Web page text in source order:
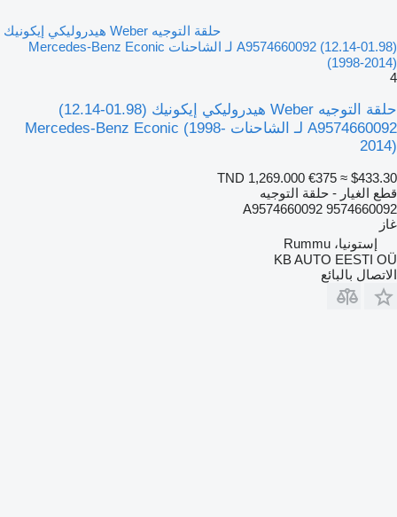
حلقة التوجيه Weber هيدروليكي إيكونيك
(01.98-12.14) A9574660092 لـ الشاحنات Mercedes-Benz Econic
(1998-2014)
4
حلقة التوجيه Weber هيدروليكي إيكونيك (01.98-12.14)
A9574660092 لـ الشاحنات Mercedes-Benz Econic (1998-
2014)
TND 1,269.000 €375 ≈ $433.30
قطع الغيار - حلقة التوجيه
A9574660092 9574660092
غاز
إستونيا، Rummu
KB AUTO EESTI OÜ
الاتصال بالبائع